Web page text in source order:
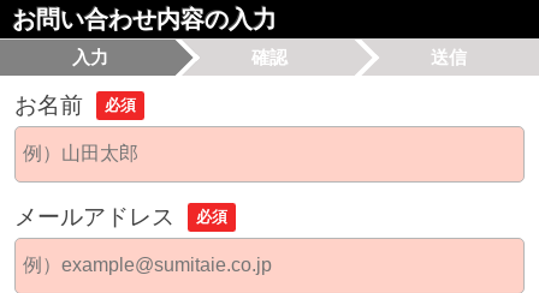
お問い合わせ内容の入力
入力 確認 送信
お名前 必須
メールアドレス 必須